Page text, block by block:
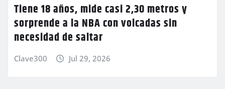
Tiene 18 años, mide casi 2,30 metros y
sorprende a la NBA con volcadas sin
necesidad de saltar
Clave300 Jul 29, 2026